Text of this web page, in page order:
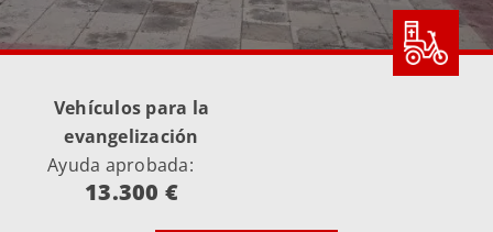
Vehículos para la
evangelización
Ayuda aprobada:
13.300 €